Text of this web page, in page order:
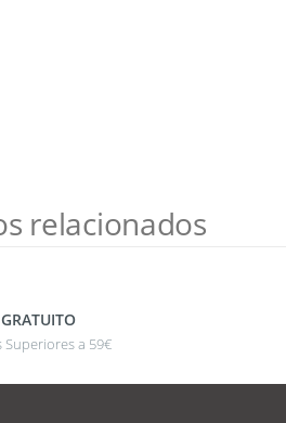
relacionados
Superiores a 59€